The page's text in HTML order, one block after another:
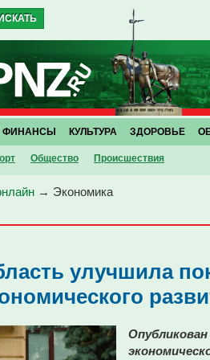
Общество Проиcшествия
ФИНАНСЫ КУЛЬТУРА ЗДОРОВЬЕ
→ Экономика
улучшила